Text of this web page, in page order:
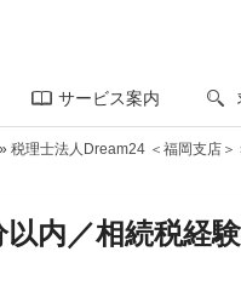
サービス案内
» 税理士法人Dream24 ＜福岡支店＞
内／相続税経